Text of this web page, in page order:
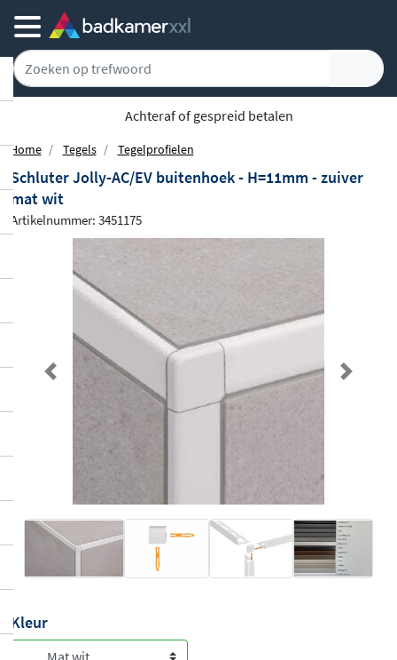
Achteraf of gespreid betalen
Home Tegels Tegelprofielen
Schluter Jolly-AC/EV buitenhoek - H=11mm - zuiver
mat wit
Artikelnummer: 3451175
Previous Next
Kleur